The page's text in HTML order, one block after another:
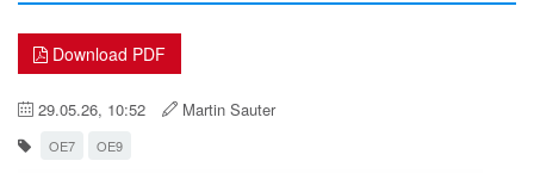
Download PDF
29.05.26, 10:52 Martin Sauter
OE7 OE9